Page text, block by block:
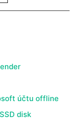
účtu offline
disk